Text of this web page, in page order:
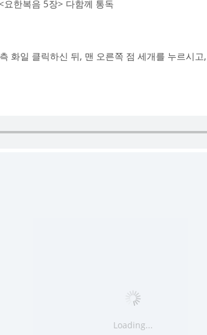
한복음 5장> 다함께 통독
화일 클릭하신 뒤, 맨 오른쪽 점 세개를 누르시
Loading...